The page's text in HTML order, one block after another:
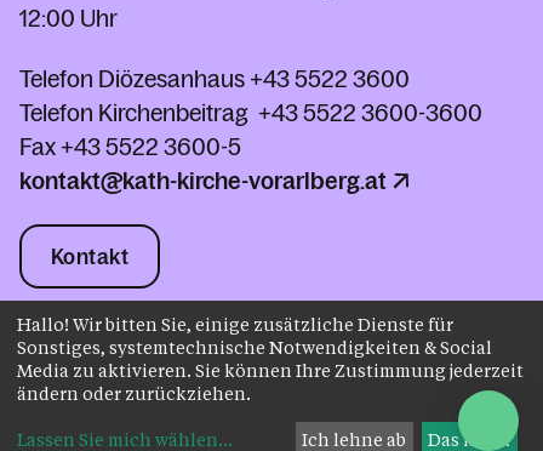
12:00 Uhr
Telefon Diözesanhaus +43 5522 3600
Telefon Kirchenbeitrag +43 5522 3600-3600
Fax +43 5522 3600-5
kontakt@kath-kirche-vorarlberg.at
Kontakt
Impressum
Datenschutz
AGB
Instagram
Hallo! Wir bitten Sie, einige zusätzliche Dienste für
Sonstiges, systemtechnische Notwendigkeiten & Social
Media zu aktivieren. Sie können Ihre Zustimmung jederzeit
ändern oder zurückziehen.
Lassen Sie mich wählen... Ich lehne ab Das ist ok